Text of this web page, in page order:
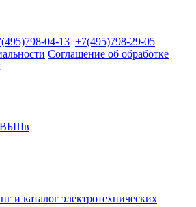
04-13 +7(495)798-29-05
Соглашение об обработке
ВБШв